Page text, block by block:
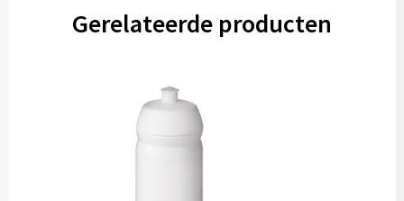
Gerelateerde producten